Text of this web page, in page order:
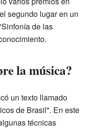
segundo lugar en un
de las
la música?
un texto llamado
de Brasil". En este
técnicas